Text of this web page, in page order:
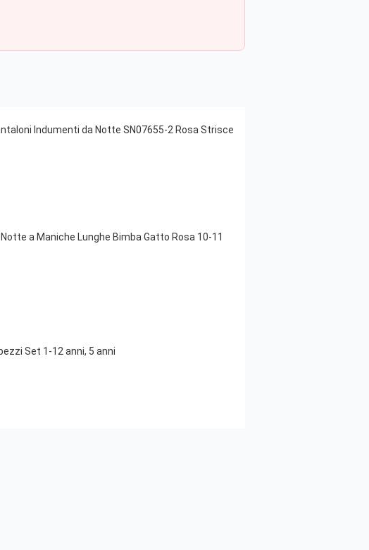
Indumenti da Notte SN07655-2 Rosa Strisce
a Maniche Lunghe Bimba Gatto Rosa 10-11
Set 1-12 anni, 5 anni